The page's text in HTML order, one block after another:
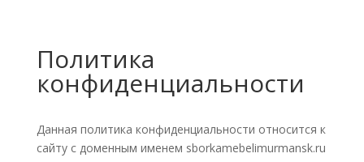
Политика
конфиденциальности
Данная политика конфиденциальности относится к
сайту с доменным именем sborkamebelimurmansk.ru